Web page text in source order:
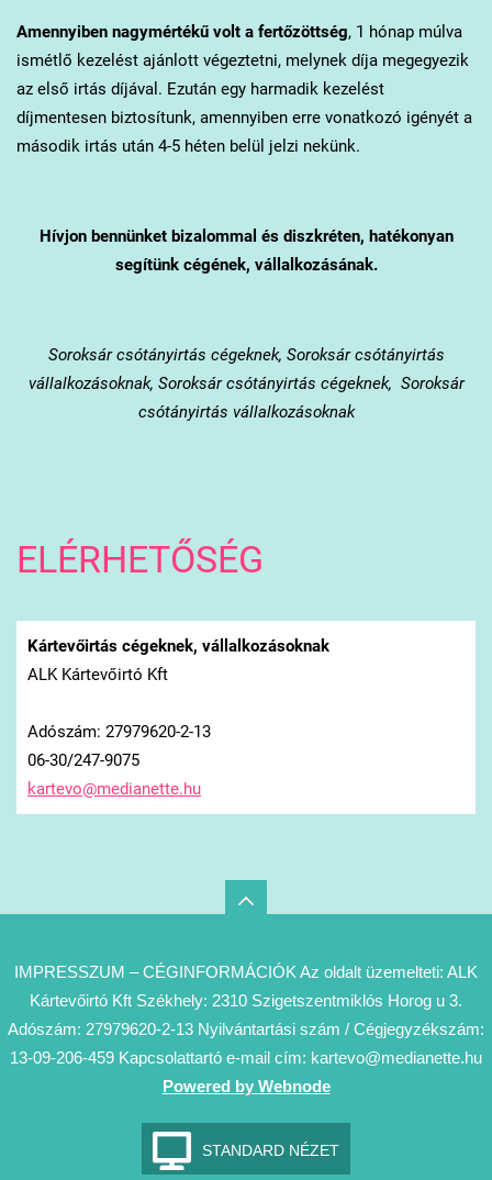
Amennyiben nagymértékű volt a fertőzöttség, 1 hónap múlva
ismétlő kezelést ajánlott végeztetni, melynek díja megegyezik
az első irtás díjával. Ezután egy harmadik kezelést
díjmentesen biztosítunk, amennyiben erre vonatkozó igényét a
második irtás után 4-5 héten belül jelzi nekünk.
Hívjon bennünket bizalommal és diszkréten, hatékonyan
segítünk cégének, vállalkozásának.
Soroksárcsótányirtás cégeknek, Soroksár csótányirtás
vállalkozásoknak, Soroksár csótányirtás cégeknek, Soroksár
csótányirtás vállalkozásoknak
ELÉRHETŐSÉG
Kártevőirtás cégeknek, vállalkozásoknak
ALK Kártevőirtó Kft
Adószám: 27979620-2-13
06-30/247-9075
kartevo@medianette.hu
IMPRESSZUM – CÉGINFORMÁCIÓK Az oldalt üzemelteti: ALK
Kártevőirtó Kft Székhely: 2310 Szigetszentmiklós Horog u 3.
Adószám: 27979620-2-13 Nyilvántartási szám / Cégjegyzékszám:
13-09-206-459 Kapcsolattartó e-mail cím: kartevo@medianette.hu
Powered by Webnode
STANDARD NÉZET